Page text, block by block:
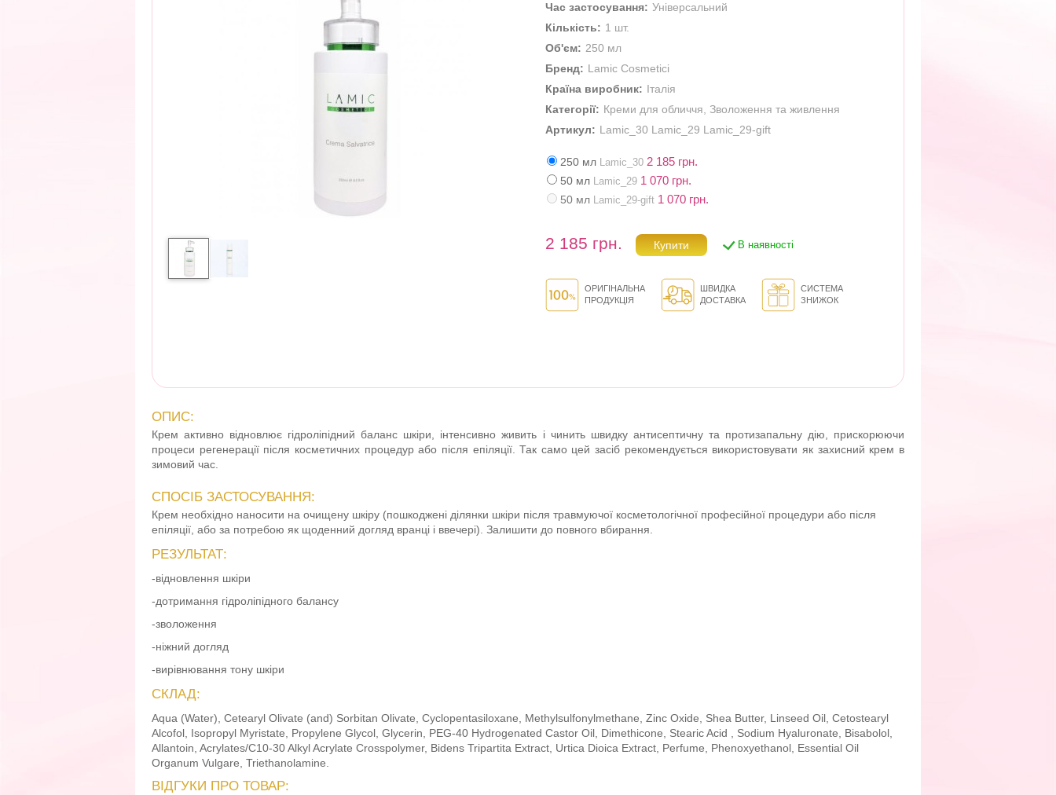
Час застосування: Універсальний
Кількість: 1 шт.
Об'єм: 250 мл
Бренд: Lamic Cosmetici
Країна виробник: Італія
Категорії: Креми для обличчя
Зволоження та живлення
Артикул: Lamic_30 Lamic_29 Lamic_29-gift
250 мл Lamic_30 2 185 грн.
50 мл Lamic_29 1 070 грн.
50 мл Lamic_29-gift 1 070 грн.
2 185 грн. В наявності
ОРИГІНАЛЬНА
ПРОДУКЦІЯ
ШВИДКА
ДОСТАВКА
СИСТЕМА
ЗНИЖОК
ОПИС:
Крем активно відновлює гідроліпідний баланс шкіри, інтенсивно живить і чинить швидку антисептичну та протизапальну дію, прискорюючи
процеси регенерації після косметичних процедур або після епіляції. Так само цей засіб рекомендується використовувати як захисний крем в
зимовий час.
СПОСІБ ЗАСТОСУВАННЯ:
Крем необхідно наносити на очищену шкіру (пошкоджені ділянки шкіри після травмуючої косметологічної професійної процедури або після
епіляції, або за потребою як щоденний догляд вранці і ввечері). Залишити до повного вбирання.
РЕЗУЛЬТАТ:
-відновлення шкіри
-дотримання гідроліпідного балансу
-зволоження
-ніжний догляд
-вирівнювання тону шкіри
СКЛАД:
Aqua (Water), Cetearyl Olivate (and) Sorbitan Olivate, Cyclopentasiloxane, Methylsulfonylmethane, Zinc Oxide, Shea Butter, Linseed Oil, Cetostearyl
Alcofol, Isopropyl Myristate, Propylene Glycol, Glycerin, PEG-40 Hydrogenated Castor Oil, Dimethicone, Stearic Acid , Sodium Hyaluronate, Bisabolol,
Allantoin, Acrylates/C10-30 Alkyl Acrylate Crosspolymer, Bidens Tripartita Extract, Urtica Dioica Extract, Perfume, Phenoxyethanol, Essential Oil
Organum Vulgare, Triethanolamine.
ВІДГУКИ ПРО ТОВАР: